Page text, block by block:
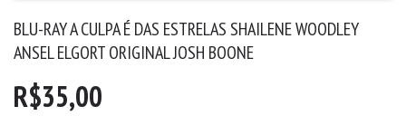
BLU-RAY A CULPA É DAS ESTRELAS SHAILENE WOODLEY
ANSEL ELGORT ORIGINAL JOSH BOONE
R$35,00